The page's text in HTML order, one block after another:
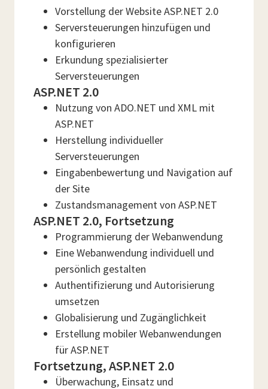
Vorstellung der Website ASP.NET 2.0
Serversteuerungen hinzufügen und
konfigurieren
Erkundung spezialisierter
Serversteuerungen
ASP.NET 2.0
Nutzung von ADO.NET und XML mit
ASP.NET
Herstellung individueller
Serversteuerungen
Eingabenbewertung und Navigation auf
der Site
Zustandsmanagement von ASP.NET
ASP.NET 2.0, Fortsetzung
Programmierung der Webanwendung
Eine Webanwendung individuell und
persönlich gestalten
Authentifizierung und Autorisierung
umsetzen
Globalisierung und Zugänglichkeit
Erstellung mobiler Webanwendungen
für ASP.NET
Fortsetzung, ASP.NET 2.0
Überwachung, Einsatz und